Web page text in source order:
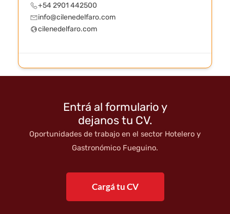
+54 2901 442500
info@cilenedelfaro.com
cilenedelfaro.com
Entrá al formulario y
dejanos tu CV.
Oportunidades de trabajo en el sector Hotelero y
Gastronómico Fueguino.
Cargá tu CV